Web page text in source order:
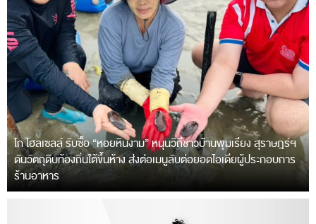
โก โฮลเซลล์ รับซื้อ “หอยหินงาม” หนุนวิถีชาวบ้านพุมเรียง สุราษฎร์ฯ
ดันวัตถุดิบท้องถิ่นใต้ขึ้นห้าง ส่งต่อเมนูลับต่อยอดไอเดียผู้ประกอบการ
ร้านอาหาร